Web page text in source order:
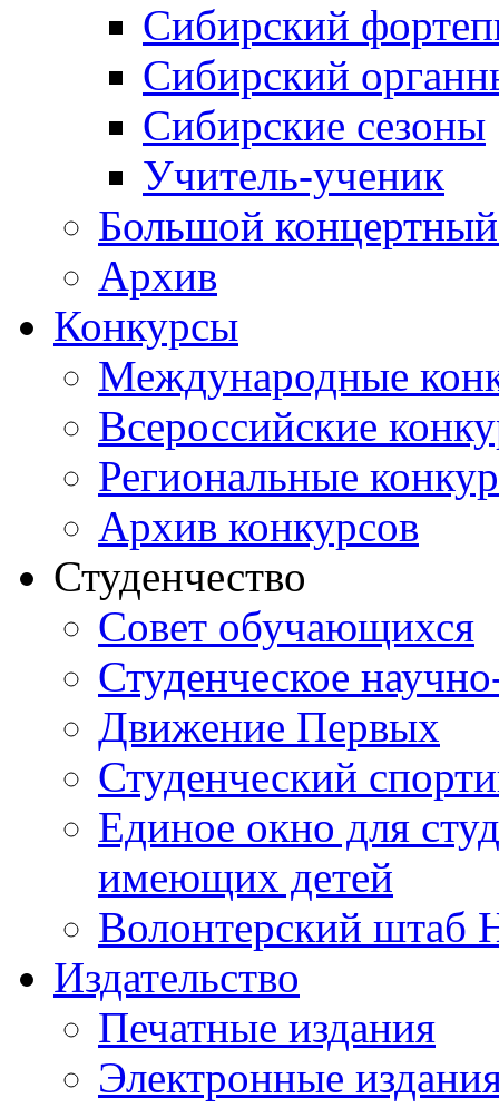
Сибирский
Сибирский
Сибирские сезоны
Учитель-ученик
Большой концертный
Архив
Конкурсы
Международные
Всероссийские
Региональные
Архив конкурсов
Студенчество
Совет обучающихся
Студенческое
Движение Первых
Студенческий
Единое окно для
имеющих детей
Волонтерский штаб
Издательство
Печатные издания
Электронные